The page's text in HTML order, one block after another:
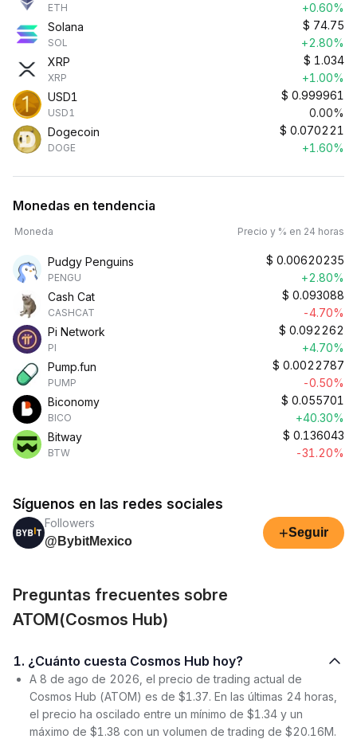
ETH
+0.60%
Solana
SOL
$ 74.75
+2.80%
XRP
XRP
$ 1.034
+1.00%
USD1
USD1
$ 0.999961
0.00%
Dogecoin
DOGE
$ 0.070221
+1.60%
Monedas en tendencia
Moneda Precio y % en 24 horas
Pudgy Penguins
PENGU
$ 0.00620235
+2.80%
Cash Cat
CASHCAT
$ 0.093088
-4.70%
Pi Network
PI
$ 0.092262
+4.70%
Pump.fun
PUMP
$ 0.0022787
-0.50%
Biconomy
BICO
$ 0.055701
+40.30%
Bitway
BTW
$ 0.136043
-31.20%
Síguenos en las redes sociales
Followers
@BybitMexico
+Seguir
Preguntas frecuentes sobre
ATOM(Cosmos Hub)
1. ¿Cuánto cuesta Cosmos Hub hoy?
A 8 de ago de 2026, el precio de trading actual de
Cosmos Hub (ATOM) es de $1.37. En las últimas 24 horas,
el precio ha oscilado entre un mínimo de $1.34 y un
máximo de $1.38 con un volumen de trading de $20.16M.